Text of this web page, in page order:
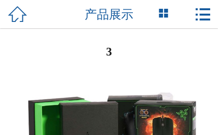
网站首页
荣誉资质
 产品展示  
3